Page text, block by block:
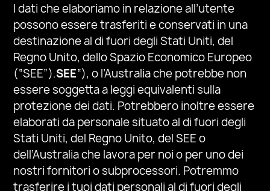
I dati che elaboriamo in relazione all’utente
possono essere trasferiti e conservati in una
destinazione al di fuori degli Stati Uniti, del
Regno Unito, dello Spazio Economico Europeo
(“SEE”).SEE“), o l’Australia che potrebbe non
essere soggetta a leggi equivalenti sulla
protezione dei dati. Potrebbero inoltre essere
elaborati da personale situato al di fuori degli
Stati Uniti, del Regno Unito, del SEE o
dell’Australia che lavora per noi o per uno dei
nostri fornitori o subprocessori. Potremmo
trasferire i tuoi dati personali al di fuori degli